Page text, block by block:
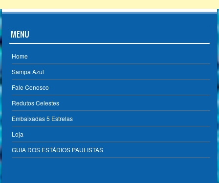
MENU
Home
Sampa Azul
Fale Conosco
Redutos Celestes
Embaixadas 5 Estrelas
Loja
GUIA DOS ESTÁDIOS PAULISTAS